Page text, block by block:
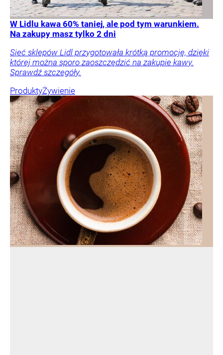
W Lidlu kawa 60% taniej, ale pod tym warunkiem.
Na zakupy masz tylko 2 dni
Sieć sklepów Lidl przygotowała krótką promocję, dzięki
której można sporo zaoszczędzić na zakupie kawy.
Sprawdź szczegóły.
ProduktyŻywienie